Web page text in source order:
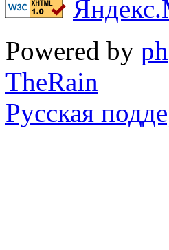
Powered by
TheRain
Русская